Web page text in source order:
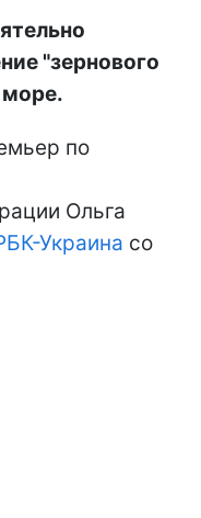
"зернового
море.
по
Ольга
Украина со